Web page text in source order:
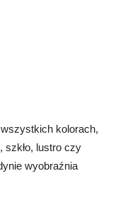
kolorach,
szkło, lustro czy
wyobraźnia